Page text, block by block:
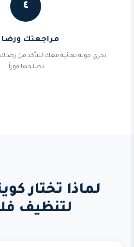
٤
مراجعتك
نجري جولة نهائية معك للتأكد من
نصلحها فوراً.
لماذا تختار
لتنظيف